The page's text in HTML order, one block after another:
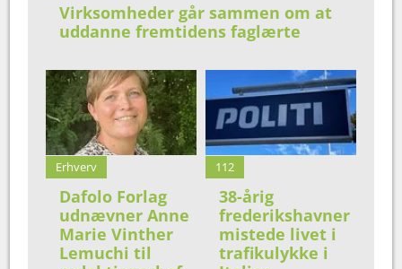
Virksomheder går sammen om at
uddanne fremtidens faglærte
Erhverv
Dafolo Forlag
udnævner Anne
Marie Vinther
Lemuchi til
112
38-årig
frederikshavner
mistede livet i
trafikulykke i